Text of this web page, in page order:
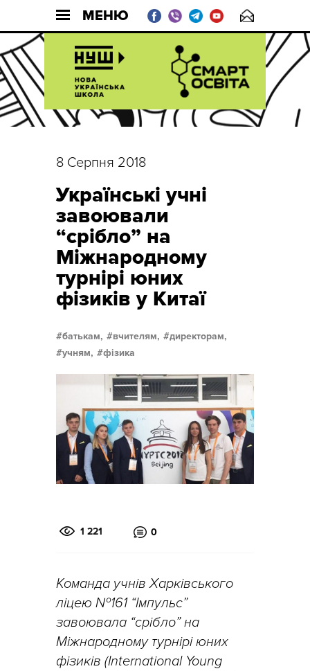
МЕНЮ
8 Серпня 2018
Українські учні
завоювали
“срібло” на
Міжнародному
турнірі юних
фізиків у Китаї
батькам, вчителям,
директорам,
учням,
фізика
1 221 0
Команда учнів Харківського
ліцею №161 “Імпульс”
завоювала “срібло” на
Міжнародному турнірі юних
фізиків (International Young